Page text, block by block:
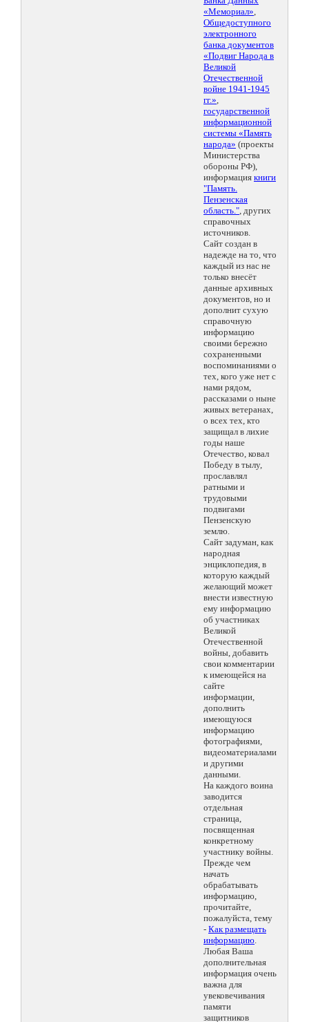
«Мемориал»,
Общедоступного
электронного
банка документов
«Подвиг Народа в
Великой
Отечественной
войне 1941-1945
гг.»,
государственной
информационной
системы «Память
народа» (проекты
Министерства
обороны РФ),
информация книги
"Память.
Пензенская
область.", других
справочных
источников.
Сайт создан в
надежде на то, что
каждый из нас не
только внесёт
данные архивных
документов, но и
дополнит сухую
справочную
информацию
своими бережно
сохраненными
воспоминаниями о
тех, кого уже нет с
нами рядом,
рассказами о ныне
живых ветеранах,
о всех тех, кто
защищал в лихие
годы наше
Отечество, ковал
Победу в тылу,
прославлял
ратными и
трудовыми
подвигами
Пензенскую
землю.
Сайт задуман, как
народная
энциклопедия, в
которую каждый
желающий может
внести известную
ему информацию
об участниках
Великой
Отечественной
войны, добавить
свои комментарии
к имеющейся на
сайте
информации,
дополнить
имеющуюся
информацию
фотографиями,
видеоматериалами
и другими
данными.
На каждого воина
заводится
отдельная
страница,
посвященная
конкретному
участнику войны.
Прежде чем
начать
обрабатывать
информацию,
прочитайте,
пожалуйста, тему
- Как размещать
информацию.
Любая Ваша
дополнительная
информация очень
важна для
увековечивания
памяти
защитников